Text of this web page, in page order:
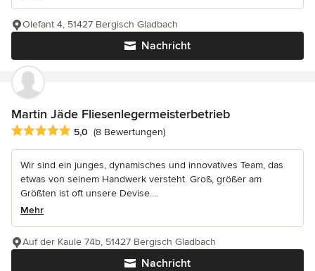
Nachricht
Olefant 4, 51427 Bergisch Gladbach
Martin Jäde Fliesenlegermeisterbetrieb
Durchschnittliche Bewertung: 5 von 5 Sternen
5,0 (8 Bewertungen)
Wir sind ein junges, dynamisches und innovatives Team, das
etwas von seinem Handwerk versteht. Groß, größer am
Größten ist oft unsere Devise....
Mehr
Nachricht
Auf der Kaule 74b, 51427 Bergisch Gladbach